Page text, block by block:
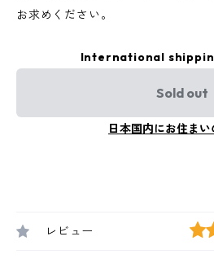
お求めください。
International
Sold out
日本国内にお住まい
レビュー